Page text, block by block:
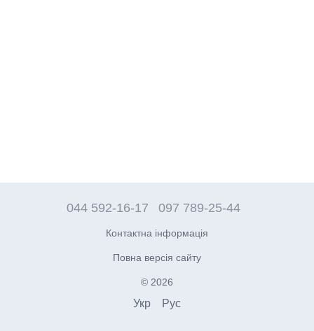
044 592-16-17 097 789-25-44
Контактна інформація
Повна версія сайту
© 2026
Укр Рус